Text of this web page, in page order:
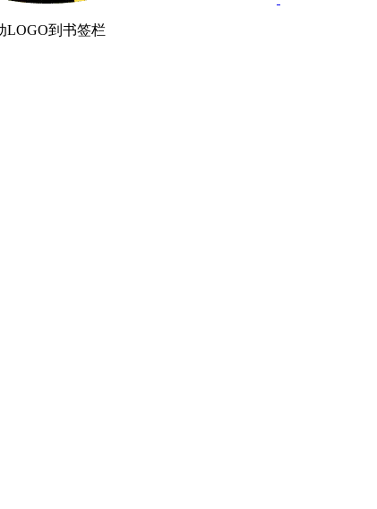
LOGO到书签栏